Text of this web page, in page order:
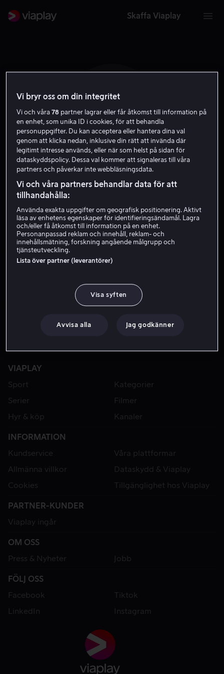
Skaffa Viaplay
D K
Derrick King
Skådespelare
VIAPLAY
Sport
Kategorier
Serier
Filmer
Hyr & köp
Kanaler
INFORMATION
Kundservice
Våra plattformar
Allmänna villkor
Dataskydd & Viaplay
Cookies
Tillgänglighet hos Viaplay
PARTNER-KUNDER
Viaplay ingår
OM OSS
Press & Nyheter
Jobb
FÖLJ OSS
Facebook
Tiktok
LinkedIn
Instagram
Vi bryr oss om din integritet
Vi och våra78 partner lagrar eller får åtkomst till information på
en enhet, som unika ID i cookies, för att behandla
personuppgifter. Du kan acceptera eller hantera dina val
genom att klicka nedan, inklusive din rätt att invända där
legitimt intresse används, eller när som helst på sidan för
dataskyddspolicy. Dessa val kommer att signaleras till våra
partners och påverkar inte webbläsningsdata.
Vi och våra partners behandlar data för att
tillhandahålla:
Använda exakta uppgifter om geografisk positionering. Aktivt
läsa av enhetens egenskaper för identifieringsändamål. Lagra
och/eller få åtkomst till information på en enhet.
Personanpassad reklam och innehåll, reklam- och
innehållsmätning, forskning angående målgrupp och
tjänsteutveckling.
Lista över partner (leverantörer)
Visa syften
Avvisa alla Jag godkänner